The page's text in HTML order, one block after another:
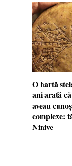
O hartă
ani arată
aveau
complexe:
Ninive